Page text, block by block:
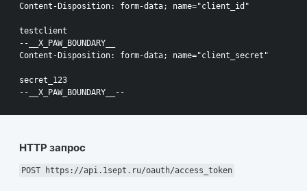
Content-Disposition: form-data; name="client_id"
testclient
--__X_PAW_BOUNDARY__
Content-Disposition: form-data; name="client_secret"
secret_123
HTTP запрос
POST https://api.1sept.ru/oauth/access_token